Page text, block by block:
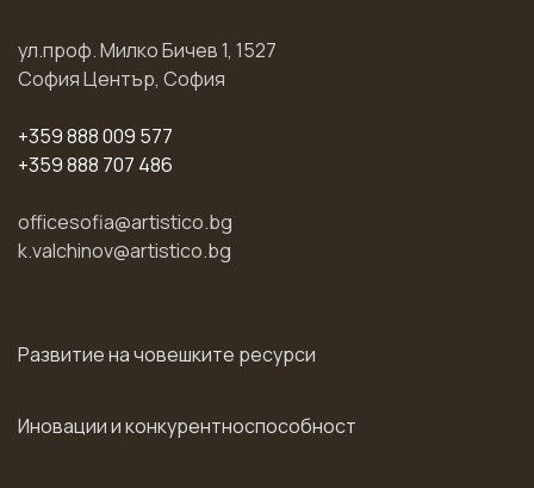
ул.проф. Милко Бичев 1, 1527
София Център, София
+359 888 009 577
+359 888 707 486
officesofia@artistico.bg
k.valchinov@artistico.bg
Развитие на човешките ресурси
Иновации и конкурентноспособност